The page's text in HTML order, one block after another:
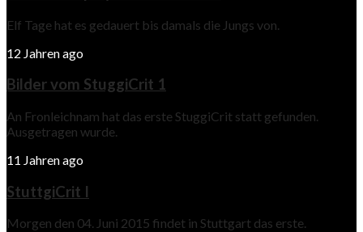
Elf Tage hat es gedauert bis damals die Jungs von.
12 Jahren ago
Bilder vom StuggiCrit 1
An Fronleichnam hat das erste StuggiCrit statt gefunden.
Ausgetragen wurde.
11 Jahren ago
StuttgiCrit I
Morgen den 04. Juni 2015 findet in Stuttgart das erste.